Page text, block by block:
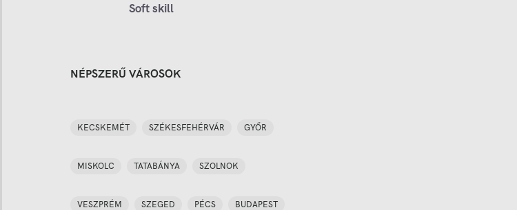
Soft skill
NÉPSZERŰ VÁROSOK
KECSKEMÉT SZÉKESFEHÉRVÁR GYŐR
MISKOLC TATABÁNYA SZOLNOK
VESZPRÉM SZEGED PÉCS BUDAPEST